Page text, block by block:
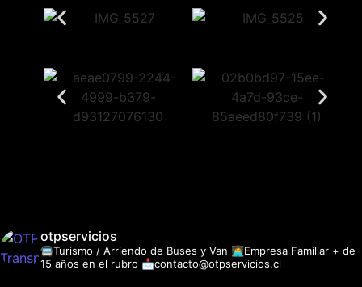
otpservicios
🚍Turismo / Arriendo de Buses y Van 👩‍💻Empresa Familiar + de
15 años en el rubro 📩contacto@otpservicios.cl